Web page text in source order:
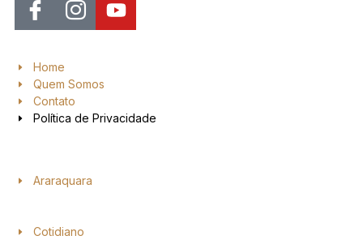
Home
Quem Somos
Contato
Política de Privacidade
Araraquara
Cotidiano